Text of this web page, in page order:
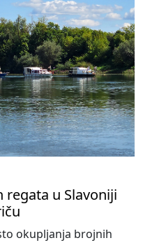
regata u Slavoniji
okupljanja brojnih